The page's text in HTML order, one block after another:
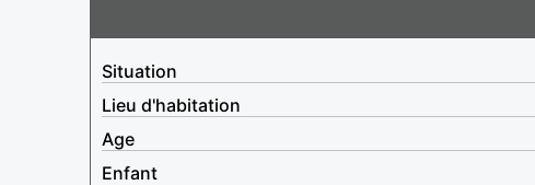
Situation
Lieu d'habitation
Age
Enfant